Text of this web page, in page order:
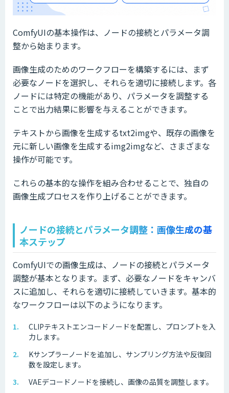
ComfyUIの基本操作は、ノードの接続とパラメータ調
整から始まります。
画像生成のためのワークフローを構築するには、まず
必要なノードを選択し、それらを適切に接続します。各
ノードには特定の機能があり、パラメータを調整する
ことで出力結果に影響を与えることができます。
テキストから画像を生成するtxt2imgや、既存の画像を
元に新しい画像を生成するimg2imgなど、さまざまな
操作が可能です。
これらの基本的な操作を組み合わせることで、独自の
画像生成プロセスを作り上げることができます。
ノードの接続とパラメータ調整：画像生成の基
本ステップ
ComfyUIでの画像生成は、ノードの接続とパラメータ
調整が基本となります。まず、必要なノードをキャンバ
スに追加し、それらを適切に接続していきます。基本的
なワークフローは以下のようになります。
CLIPテキストエンコードノードを配置し、プロンプトを入
力します。
Kサンプラーノードを追加し、サンプリング方法や反復回
数を設定します。
VAEデコードノードを接続し、画像の品質を調整します。